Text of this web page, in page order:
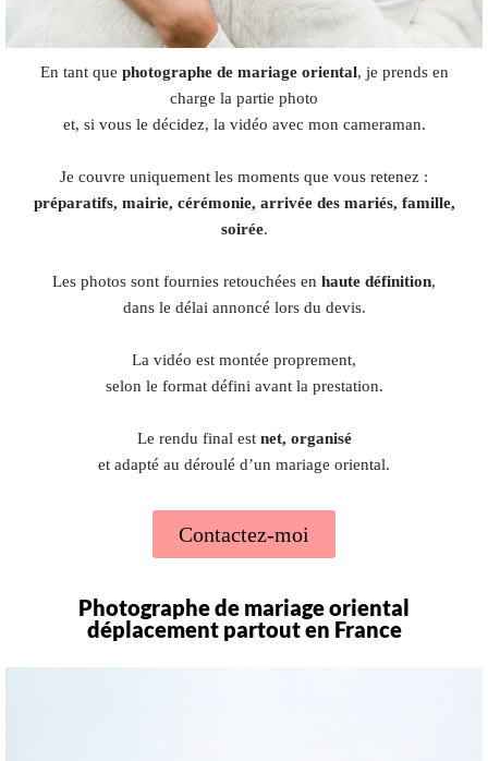
En tant que photographe de mariage oriental, je prends en
charge la partie photo
et, si vous le décidez, la vidéo avec mon cameraman.
Je couvre uniquement les moments que vous retenez :
préparatifs, mairie, cérémonie, arrivée des mariés, famille,
soirée.
Les photos sont fournies retouchées en haute définition,
dans le délai annoncé lors du devis.
La vidéo est montée proprement,
selon le format défini avant la prestation.
Le rendu final est net, organisé
et adapté au déroulé d’un mariage oriental.
Contactez-moi
Photographe de mariage oriental
déplacement partout en France